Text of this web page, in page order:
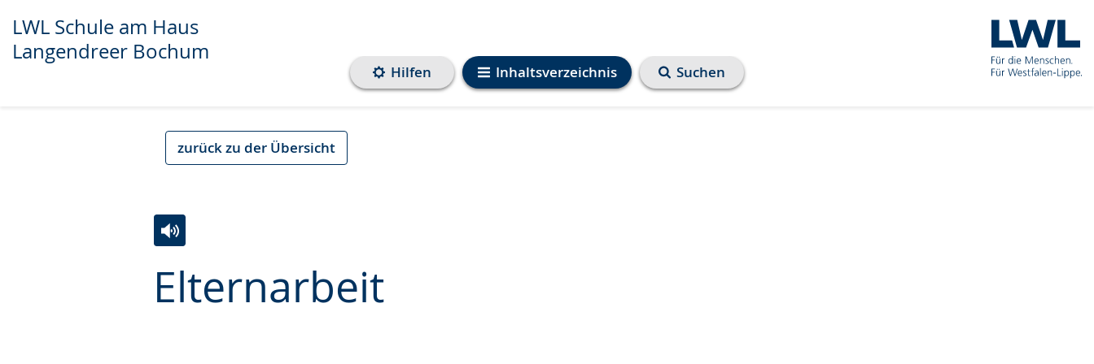
LWL Schule am Haus
Langendreer Bochum
Inhaltsverzeichnis
Hilfen Suchen
zurück zu der Übersicht
Elternarbeit
Leichten
Sprache
Audio-
Unterstützung.
Video
in